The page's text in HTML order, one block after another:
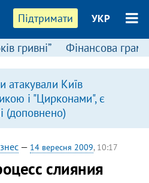
Підтримати УКР
гривні” Фінансова
атакували Київ
і "Цирконами", є
(доповнено)
— 14 вересня 2009, 10:17
слияния